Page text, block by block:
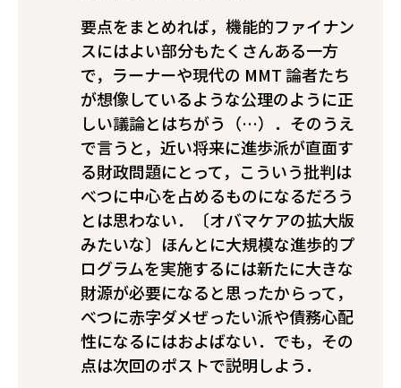
要点をまとめれば，機能的ファイナン
スにはよい部分もたくさんある一方
で，ラーナーや現代の MMT 論者たち
が想像しているような公理のように正
しい議論とはちがう（…）．そのうえ
で言うと，近い将来に進歩派が直面す
る財政問題にとって，こういう批判は
べつに中心を占めるものになるだろう
とは思わない．〔オバマケアの拡大版
みたいな〕ほんとに大規模な進歩的プ
ログラムを実施するには新たに大きな
財源が必要になると思ったからって，
べつに赤字ダメぜったい派や債務心配
性になるにはおよばない．でも，その
点は次回のポストで説明しよう．